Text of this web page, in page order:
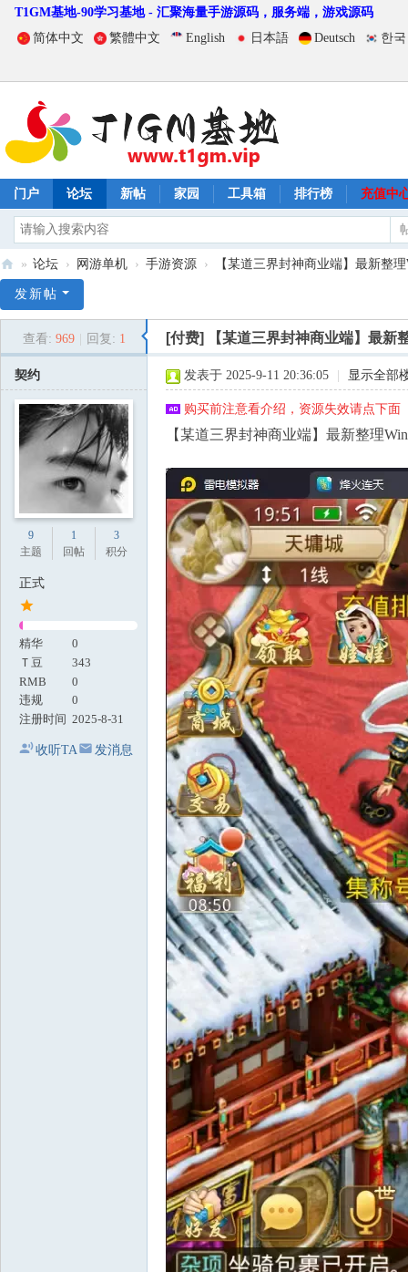
T1GM基地-90学习基地 - 汇聚海量手游源码，服务端，游戏源码
简体中文
繁體中文 English 日本語 Deutsch 한
门户 论坛 新帖 家园 工具箱 排行榜 充值中
1
» 论坛 › 网游单机 › 手游资源 › 【某道三界封神商业端】最新整
发新帖
查看: 969 回复: 1 [付费] 【某道三界封神商业端】最
契约
9
主题
1
回帖
3
积分
正式
精华
0
Ｔ豆
343
RMB
0
违规
0
注册时间 2025-8-31
收听TA 发消息
发表于 2025-9-11 20:36:05 显示全部
购买前注意看介绍，资源失效请点下
【某道三界封神商业端】最新整理